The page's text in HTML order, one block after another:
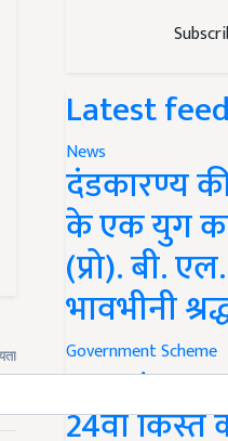
Latest
News
दंडकारण्य
के एक युग
(प्रो). बी.
भावभीनी
Government Scheme
PM Kisan
24वीं किस्त